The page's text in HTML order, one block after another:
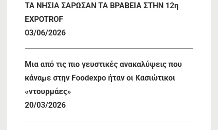
TA NHΣΙΑ ΣΑΡΩΣΑΝ ΤΑ ΒΡΑΒΕΙΑ ΣΤΗΝ 12η
EXPOTROF
03/06/2026
Μια από τις πιο γευστικές ανακαλύψεις που
κάναμε στην Foodexpo ήταν οι Κασιώτικοι
«ντουρμάες»
20/03/2026